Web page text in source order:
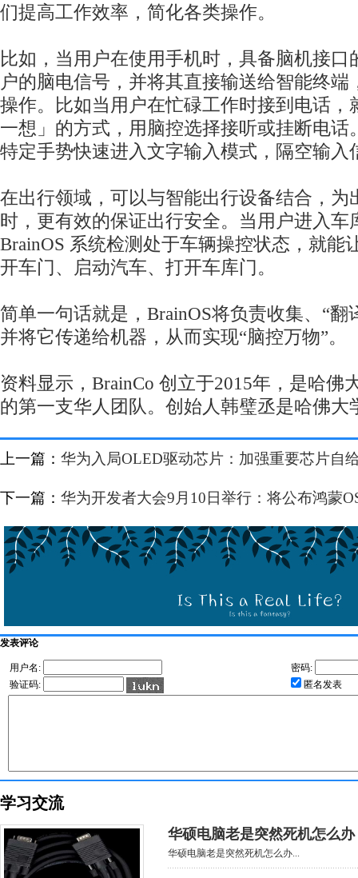
们提高工作效率，简化各类操作。
比如，当用户在使用手机时，具备脑机接口
户的脑电信号，并将其直接输送给智能终端
操作。比如当用户在忙碌工作时接到电话，
一想」的方式，用脑控选择接听或挂断电话
特定手势快速进入文字输入模式，隔空输入
在出行领域，可以与智能出行设备结合，为
时，更有效的保证出行安全。当用户进入车
BrainOS 系统检测处于车辆操控状态，就能
开车门、启动汽车、打开车库门。
简单一句话就是，BrainOS将负责收集、“翻
并将它传递给机器，从而实现“脑控万物”。
资料显示，BrainCo 创立于2015年，是哈佛
的第一支华人团队。创始人韩璧丞是哈佛大
上一篇： 华为入局OLED驱动芯片：加强重要芯片自
下一篇： 华为开发者大会9月10日举行：将公布鸿蒙
发表评论
用户名:
密码:
验证码:
匿名发表
学习交流
华硕电脑老是突然死机怎么办
华硕电脑老是突然死机怎么办...